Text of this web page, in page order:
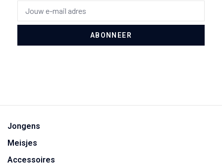
ABONNEER
Jongens
Meisjes
Accessoires